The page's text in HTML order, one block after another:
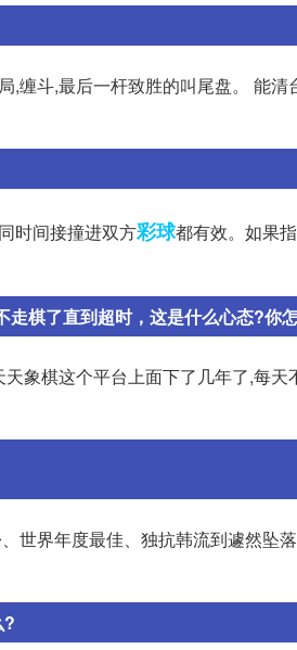
缠斗,最后一杆致胜的叫尾盘。 能清
时间接撞进双方彩球都有效。如果
棋了直到超时，这是什么心态?你
象棋这个平台上面下了几年了,每
世界年度最佳、独抗韩流到遽然坠
?